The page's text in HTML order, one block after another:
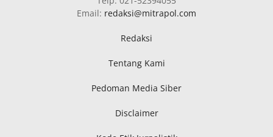
Email: redaksi@mitrapol.com
Redaksi
Tentang Kami
Pedoman Media Siber
Disclaimer